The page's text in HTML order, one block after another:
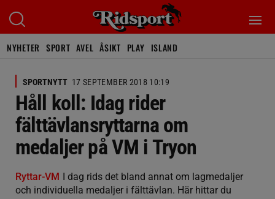
NYHETER SPORT AVEL ÅSIKT PLAY ISLAND
SPORTNYTT 17 SEPTEMBER 2018 10:19
Håll koll: Idag rider
fälttävlansryttarna om
medaljer på VM i Tryon
Ryttar-VM I dag rids det bland annat om lagmedaljer
och individuella medaljer i fälttävlan. Här hittar du